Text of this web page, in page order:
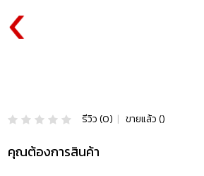
รีวิว (0) | ขายแล้ว ()
คุณต้องการสินค้า